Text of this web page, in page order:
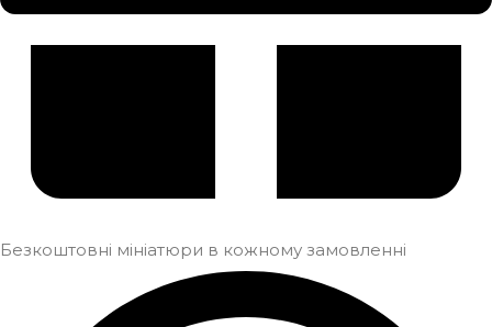
Безкоштовні мініатюри в кожному замовленні